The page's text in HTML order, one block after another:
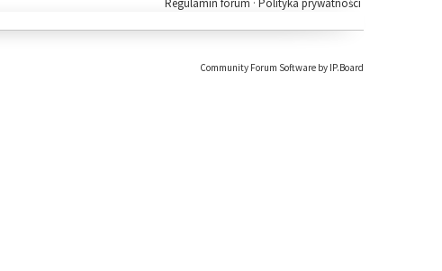
Polityka prywatności
Regulamin forum ·
Community Forum Software by IP.Board